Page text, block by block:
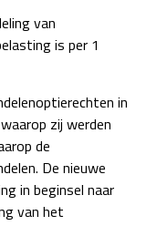
van
is per 1
in
zij werden
de
De nieuwe
in beginsel naar
van het